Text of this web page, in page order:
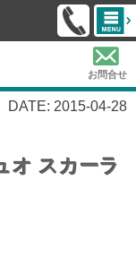
お問合せ
DATE: 2015-04-28
スカーラ